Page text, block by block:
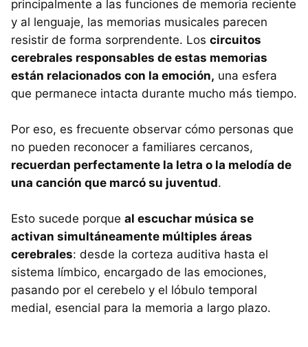
principalmente a las funciones de memoria reciente
y al lenguaje, las memorias musicales parecen
resistir de forma sorprendente. Los circuitos
cerebrales responsables de estas memorias
están relacionados con la emoción, una esfera
que permanece intacta durante mucho más tiempo.
Por eso, es frecuente observar cómo personas que
no pueden reconocer a familiares cercanos,
recuerdan perfectamente la letra o la melodía de
una canción que marcó su juventud.
Esto sucede porque al escuchar música se
activan simultáneamente múltiples áreas
cerebrales: desde la corteza auditiva hasta el
sistema límbico, encargado de las emociones,
pasando por el cerebelo y el lóbulo temporal
medial, esencial para la memoria a largo plazo.